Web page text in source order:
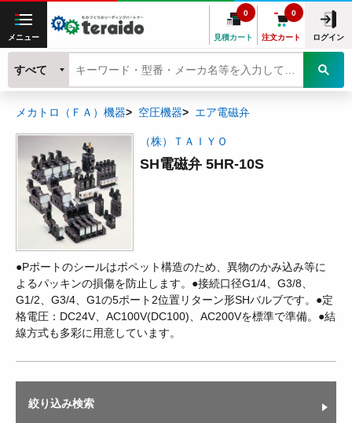
メニュー 見積カート
0
注文カート
0
ログイン
すべて
メカトロ（ＦＡ）機器 空圧機器 エア電磁弁
（株）ＴＡＩＹＯ
SH電磁弁 5HR-10S
●Pポートのシールはポペット構造のため、異物のかみ込み等に
よるパッキンの損傷を防止します。●接続口径G1/4、G3/8、
G1/2、G3/4、G1の5ポート2位置リターン形SHバルブです。●定
格電圧：DC24V、AC100V(DC100)、AC200Vを標準で準備。●結
線方式も多彩に用意しています。
絞り込み検索